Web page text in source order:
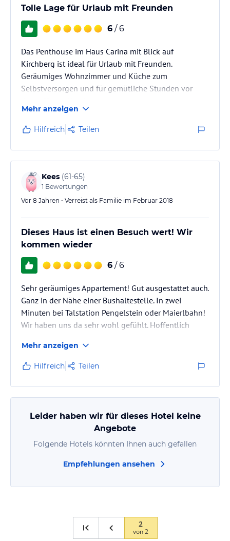
Tolle Lage für Urlaub mit Freunden
6 / 6
Das Penthouse im Haus Carina mit Blick auf
Kirchberg ist ideal für Urlaub mit Freunden.
Geräumiges Wohnzimmer und Küche zum
Selbstversorgen und für gemütliche Stunden vor
Nur eine Station mit dem Schi Bus entfernt ist man im
Schigebiet Kirchberg/Kitzbühel.
Mehr anzeigen
Hilfreich Teilen
Kees (61-65)
1 Bewertungen
Vor 8 Jahren • Verreist als Familie im Februar 2018
Dieses Haus ist einen Besuch wert! Wir
kommen wieder
6 / 6
Sehr geräumiges Appartement! Gut ausgestattet auch.
Ganz in der Nähe einer Bushaltestelle. In zwei
Minuten bei Talstation Pengelstein oder Maierlbahn!
Wir haben uns da sehr wohl gefühlt. Hoffentlich
Mehr anzeigen
Hilfreich Teilen
Leider haben wir für dieses Hotel keine
Angebote
Folgende Hotels könnten Ihnen auch gefallen
Empfehlungen ansehen
2
von2